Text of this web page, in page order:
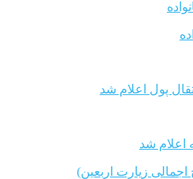
پول اعلام شد
اعلام شد